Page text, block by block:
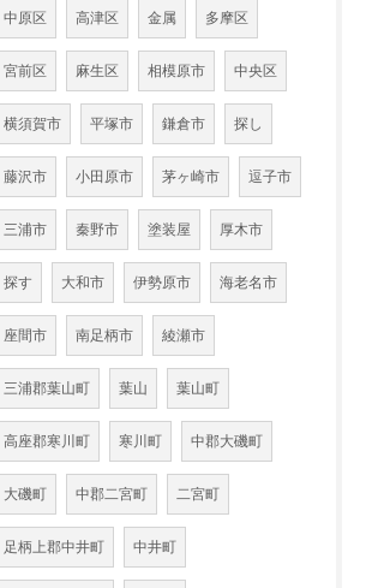
中原区 高津区 金属 多摩区
宮前区 麻生区 相模原市 中央区
横須賀市 平塚市 鎌倉市 探し
藤沢市 小田原市 茅ヶ崎市 逗子市
三浦市 秦野市 塗装屋 厚木市
探す 大和市 伊勢原市 海老名市
座間市 南足柄市 綾瀬市
三浦郡葉山町 葉山 葉山町
高座郡寒川町 寒川町 中郡大磯町
大磯町 中郡二宮町 二宮町
足柄上郡中井町 中井町